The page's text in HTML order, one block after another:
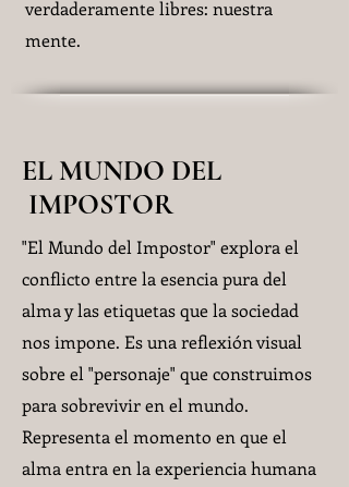
verdaderamente libres: nuestra
mente.
EL MUNDO DEL
IMPOSTOR
"El Mundo del Impostor" explora el
conflicto entre la esencia pura del
alma y las etiquetas que la sociedad
nos impone. Es una reflexión visual
sobre el "personaje" que construimos
para sobrevivir en el mundo.
Representa el momento en que el
alma entra en la experiencia humana